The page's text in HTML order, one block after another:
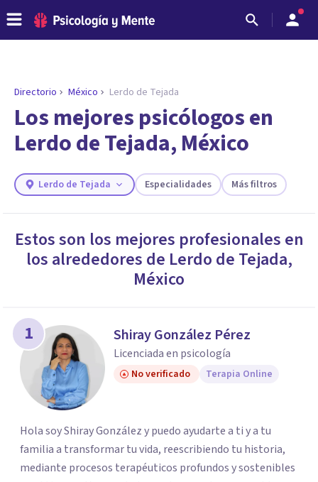
ENCONTRAR MI TERAPEUTA
¿Necesitas ayuda para encontrar el
psicólogo adecuado?
Responde a unas breves preguntas y te ofreceremos
necesidades.
Directorio México Lerdo de Tejada
Los mejores psicólogos en
Lerdo de Tejada, México
Lerdo de Tejada Especialidades Más filtros
Estos son los mejores profesionales en
los alrededores de Lerdo de Tejada,
México
1 Shiray González Pérez
Licenciada en psicología
No verificado Terapia Online
Hola soy Shiray González y puedo ayudarte a ti y a tu
familia a transformar tu vida, reescribiendo tu historia,
mediante procesos terapéuticos profundos y sostenibles